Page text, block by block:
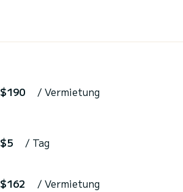
$190 / Vermietung
$5 / Tag
$162 / Vermietung